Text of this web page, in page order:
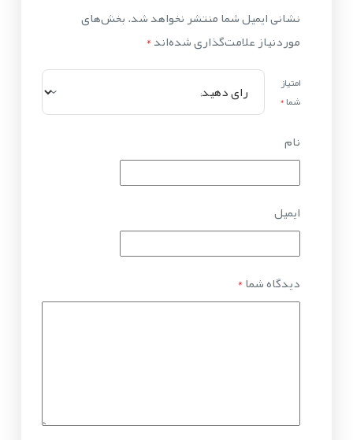
نشانی ایمیل شما منتشر نخواهد شد.بخش‌های
موردنیاز علامت‌گذاری شده‌اند*
امتیاز
شما*
نام
ایمیل
دیدگاه شما*